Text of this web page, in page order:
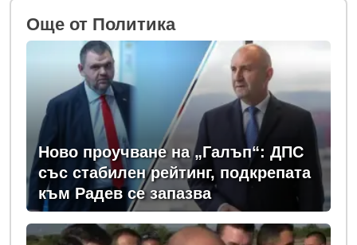
Oще от Политика
Ново проучване на „Галъп“: ДПС
със стабилен рейтинг, подкрепата
към Радев се запазва